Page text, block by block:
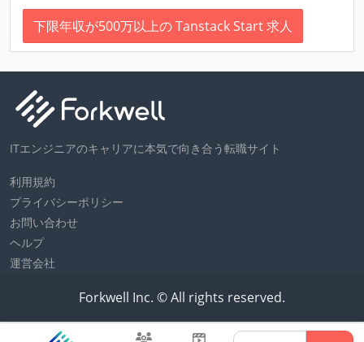
下限年収が500万以上の Tanstack Start 求人
ITエンジニアのキャリアに本気で向き合う転職サイト
利用規約
プライバシーポリシー
お問い合わせ
ヘルプ
運営会社
Forkwell Inc. © All rights reserved.